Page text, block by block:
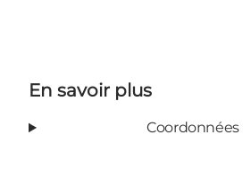
En savoir plus
Coordonnées